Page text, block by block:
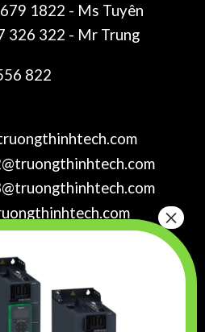
1822 - Ms Tuyên
326 322 - Mr Trung
822